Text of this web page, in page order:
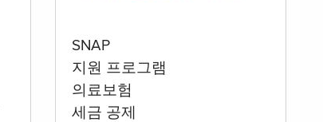
SNAP
지원 프로그램
의료보험
세금 공제